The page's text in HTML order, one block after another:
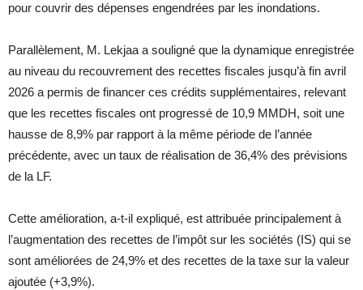
pour couvrir des dépenses engendrées par les inondations.
Parallèlement, M. Lekjaa a souligné que la dynamique enregistrée
au niveau du recouvrement des recettes fiscales jusqu’à fin avril
2026 a permis de financer ces crédits supplémentaires, relevant
que les recettes fiscales ont progressé de 10,9 MMDH, soit une
hausse de 8,9% par rapport à la même période de l’année
précédente, avec un taux de réalisation de 36,4% des prévisions
de la LF.
Cette amélioration, a-t-il expliqué, est attribuée principalement à
l’augmentation des recettes de l’impôt sur les sociétés (IS) qui se
sont améliorées de 24,9% et des recettes de la taxe sur la valeur
ajoutée (+3,9%).